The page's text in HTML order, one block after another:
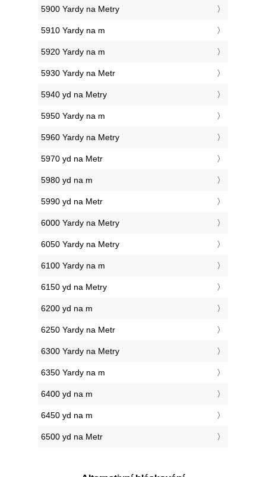
5900 Yardy na Metry
5910 Yardy na m
5920 Yardy na m
5930 Yardy na Metr
5940 yd na Metry
5950 Yardy na m
5960 Yardy na Metry
5970 yd na Metr
5980 yd na m
5990 yd na Metr
6000 Yardy na Metry
6050 Yardy na Metry
6100 Yardy na m
6150 yd na Metry
6200 yd na m
6250 Yardy na Metr
6300 Yardy na Metry
6350 Yardy na m
6400 yd na m
6450 yd na m
6500 yd na Metr